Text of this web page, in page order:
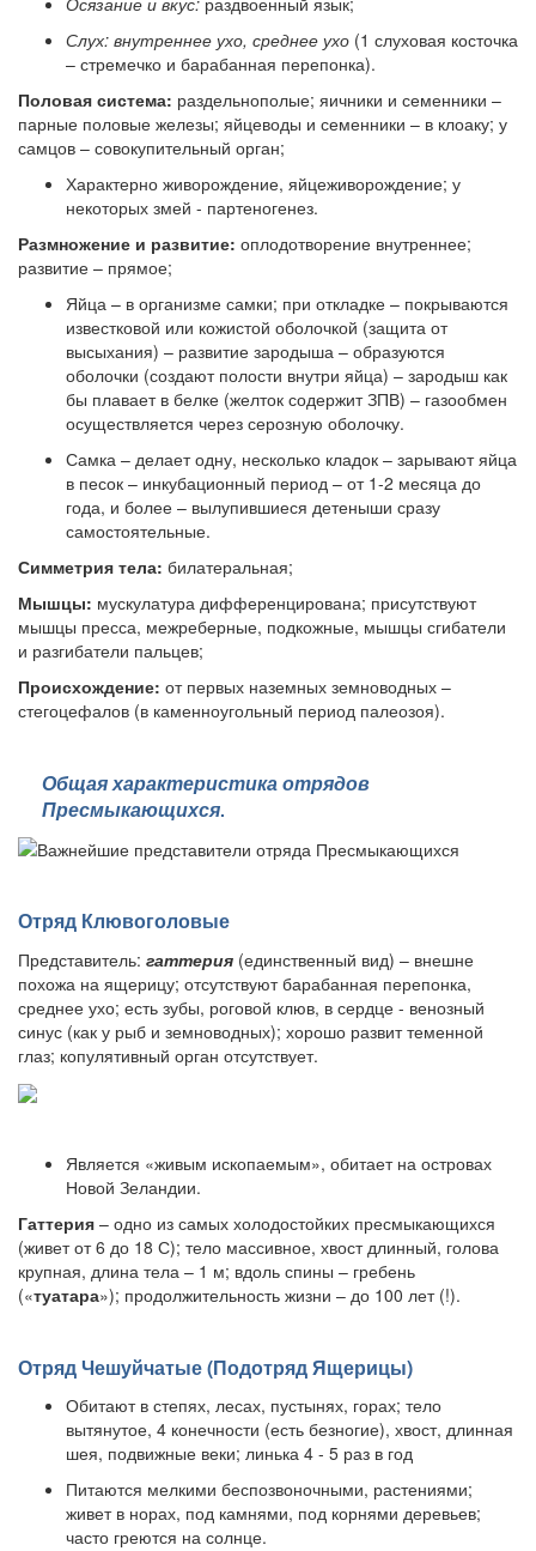
Слух: внутреннее ухо, среднее ухо (1 слуховая косточка
– стремечко и барабанная перепонка).
Половая система: раздельнополые; яичники и семенники –
парные половые железы; яйцеводы и семенники – в клоаку; у
самцов – совокупительный орган;
Характерно живорождение, яйцеживорождение; у
некоторых змей - партеногенез.
Размножение и развитие: оплодотворение внутреннее;
развитие – прямое;
Яйца – в организме самки; при откладке – покрываются
известковой или кожистой оболочкой (защита от
высыхания) – развитие зародыша – образуются
оболочки (создают полости внутри яйца) – зародыш как
бы плавает в белке (желток содержит ЗПВ) – газообмен
осуществляется через серозную оболочку.
Самка – делает одну, несколько кладок – зарывают яйца
в песок – инкубационный период – от 1-2 месяца до
года, и более – вылупившиеся детеныши сразу
самостоятельные.
Симметрия тела: билатеральная;
Мышцы: мускулатура дифференцирована; присутствуют
мышцы пресса, межреберные, подкожные, мышцы сгибатели
и разгибатели пальцев;
Происхождение: от первых наземных земноводных –
стегоцефалов (в каменноугольный период палеозоя).
Общая характеристика отрядов
Пресмыкающихся.
Отряд Клювоголовые
Представитель: гаттерия (единственный вид) – внешне
похожа на ящерицу; отсутствуют барабанная перепонка,
среднее ухо; есть зубы, роговой клюв, в сердце - венозный
синус (как у рыб и земноводных); хорошо развит теменной
глаз; копулятивный орган отсутствует.
Является «живым ископаемым», обитает на островах
Новой Зеландии.
Гаттерия – одно из самых холодостойких пресмыкающихся
(живет от 6 до 18 С); тело массивное, хвост длинный, голова
крупная, длина тела – 1 м; вдоль спины – гребень
(«туатара»); продолжительность жизни – до 100 лет (!).
Отряд Чешуйчатые (Подотряд Ящерицы)
Обитают в степях, лесах, пустынях, горах; тело
вытянутое, 4 конечности (есть безногие), хвост, длинная
шея, подвижные веки; линька 4 - 5 раз в год
Питаются мелкими беспозвоночными, растениями;
живет в норах, под камнями, под корнями деревьев;
часто греются на солнце.